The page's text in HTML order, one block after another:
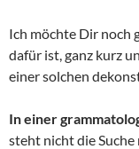
Ich möchte Dir noch
dafür ist, ganz kurz
einer solchen
In einer
steht nicht die